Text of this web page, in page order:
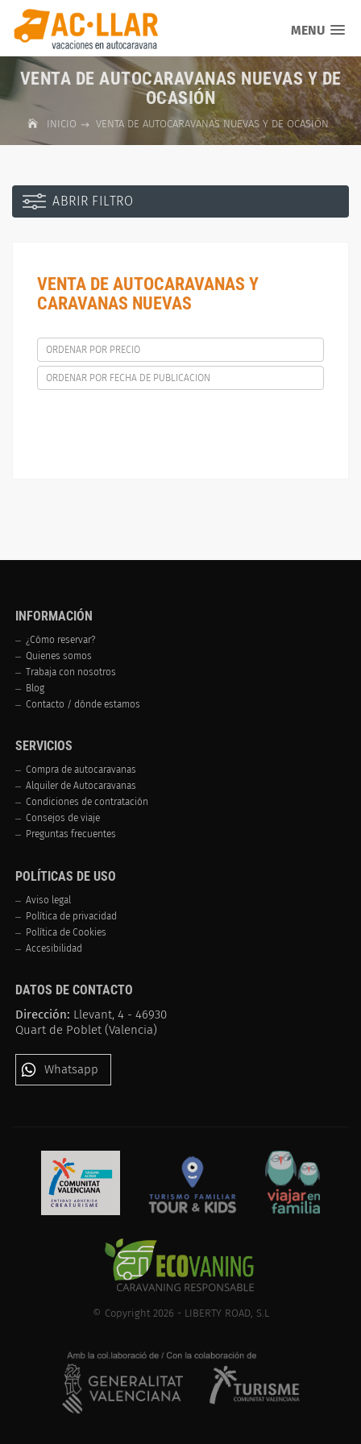
MENU
VENTA DE AUTOCARAVANAS NUEVAS Y DE
OCASIÓN
INICIO VENTA DE AUTOCARAVANAS NUEVAS Y DE OCASIÓN
ABRIR FILTRO
VENTA DE AUTOCARAVANAS Y
CARAVANAS NUEVAS
ORDENAR POR PRECIO
ORDENAR POR FECHA DE PUBLICACION
INFORMACIÓN
¿Cómo reservar?
Quienes somos
Trabaja con nosotros
Blog
Contacto / dónde estamos
SERVICIOS
Compra de autocaravanas
Alquiler de Autocaravanas
Condiciones de contratación
Consejos de viaje
Preguntas frecuentes
POLÍTICAS DE USO
Aviso legal
Política de privacidad
Política de Cookies
Accesibilidad
DATOS DE CONTACTO
Dirección: Llevant, 4 - 46930
Quart de Poblet (Valencia)
Whatsapp
© Copyright 2026 - LIBERTY ROAD, S.L